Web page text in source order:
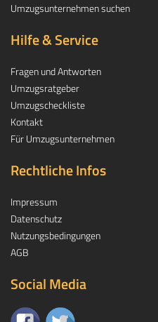
Umzugsunternehmen suchen
Hilfe & Service
Fragen und Antworten
Umzugsratgeber
Umzugscheckliste
Kontakt
Für Umzugsunternehmen
Rechtliche Infos
Impressum
Datenschutz
Nutzungsbedingungen
AGB
Social Media